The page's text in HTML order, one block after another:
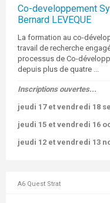
Co-developpement
Bernard LEVEQUE
La formation au co-
travail de recherche
processus de Co-
depuis plus de quatre ...
Inscriptions ouvertes...
jeudi 17 et vendredi 18
jeudi 15 et vendredi 16
jeudi 12 et vendredi 13
A6 Quest Strat